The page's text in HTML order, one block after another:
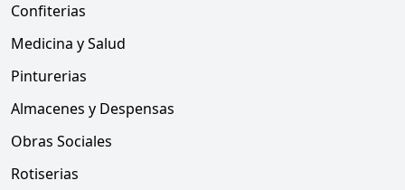
Confiterias
Medicina y Salud
Pinturerias
Almacenes y Despensas
Obras Sociales
Rotiserias